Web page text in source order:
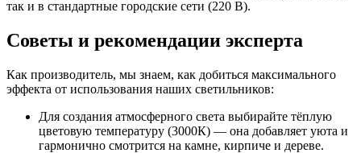
так и в стандартные городские сети (220 В).
Советы и рекомендации эксперта
Как производитель, мы знаем, как добиться максимального
эффекта от использования наших светильников:
Для создания атмосферного света выбирайте тёплую
цветовую температуру (3000К) — она добавляет уюта и
гармонично смотрится на камне, кирпиче и дереве.